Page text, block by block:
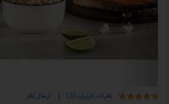
نظرات کاربران (3) | ارسال نظر